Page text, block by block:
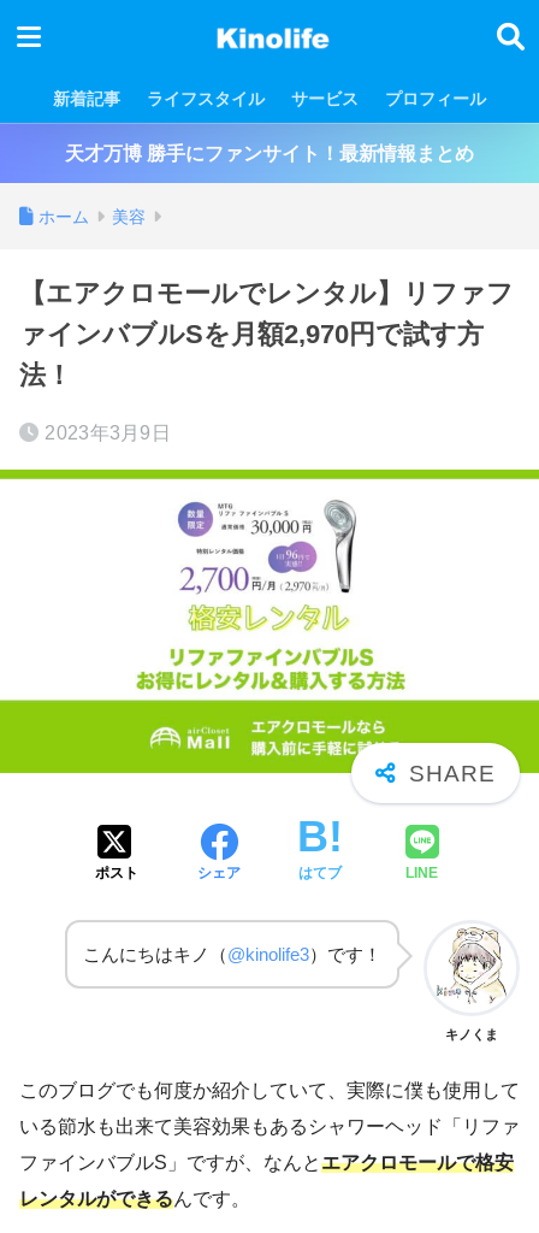
新着記事 ライフスタイル サービス プロフィール
天才万博 勝手にファンサイト！最新情報まとめ
ホーム 美容
【エアクロモールでレンタル】リファフ
ァインバブルSを月額2,970円で試す方
法！
2023年3月9日
ポスト シェア はてブ LINE
こんにちはキノ（@kinolife3）です！
キノくま
このブログでも何度か紹介していて、実際に僕も使用して
いる節水も出来て美容効果もあるシャワーヘッド「リファ
ファインバブルS」ですが、なんとエアクロモールで格安
レンタルができるんです。